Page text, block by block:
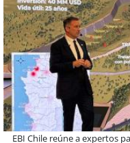
Más de 1.600 alumnos han